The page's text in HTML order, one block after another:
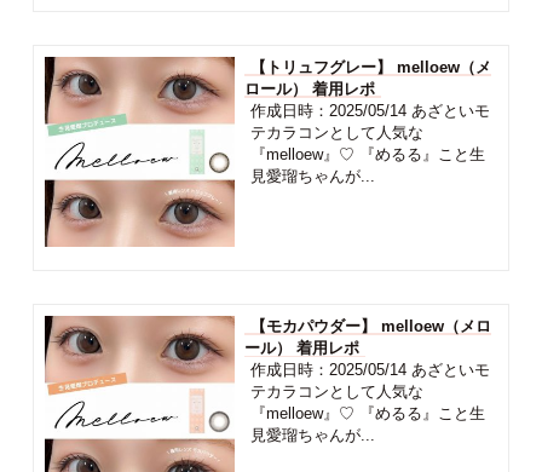
【トリュフグレー】 melloew（メ
ロール） 着用レポ
作成日時：2025/05/14 あざといモ
テカラコンとして人気な
『melloew』♡ 『めるる』こと生
見愛瑠ちゃんが...
【モカパウダー】 melloew（メロ
ール） 着用レポ
作成日時：2025/05/14 あざといモ
テカラコンとして人気な
『melloew』♡ 『めるる』こと生
見愛瑠ちゃんが...